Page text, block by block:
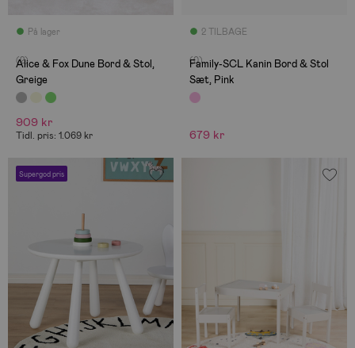
På lager
(2)
Alice & Fox Dune Bord & Stol,
Greige
909 kr
Tidl. pris: 1.069 kr
2 TILBAGE
(0)
Family-SCL Kanin Bord & Stol
Sæt, Pink
679 kr
Supergod pris